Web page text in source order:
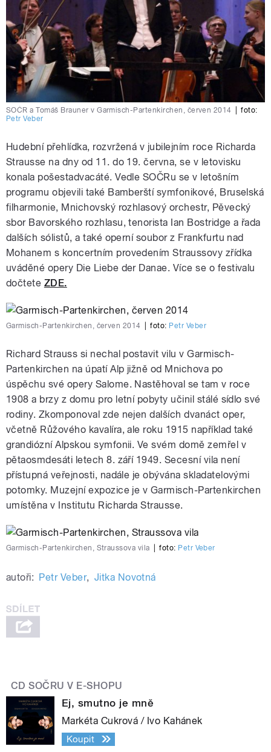
SOČR a Tomáš Brauner v Garmisch-Partenkirchen, červen 2014
foto:
Petr Veber
Hudební přehlídka, rozvržená v jubilejním roce Richarda
Strausse na dny od 11. do 19. června, se v letovisku
konala pošestadvacáté. Vedle SOČRu se v letošním
programu objevili také Bamberští symfonikové, Bruselská
filharmonie, Mnichovský rozhlasový orchestr, Pěvecký
sbor Bavorského rozhlasu, tenorista Ian Bostridge a řada
dalších sólistů, a také operní soubor z Frankfurtu nad
Mohanem s koncertním provedením Straussovy zřídka
uváděné opery Die Liebe der Danae. Více se o festivalu
dočtete ZDE.
Garmisch-Partenkirchen, červen 2014 foto: Petr Veber
Richard Strauss si nechal postavit vilu v Garmisch-
Partenkirchen na úpatí Alp jižně od Mnichova po
úspěchu své opery Salome. Nastěhoval se tam v roce
1908 a brzy z domu pro letní pobyty učinil stálé sídlo své
rodiny. Zkomponoval zde nejen dalších dvanáct oper,
včetně Růžového kavalíra, ale roku 1915 například také
grandiózní Alpskou symfonii. Ve svém domě zemřel v
pětaosmdesáti letech 8. září 1949. Secesní vila není
přístupná veřejnosti, nadále je obývána skladatelovými
potomky. Muzejní expozice je v Garmisch-Partenkirchen
umístěna v Institutu Richarda Strausse.
Garmisch-Partenkirchen, Straussova vila foto: Petr Veber
autoři: Petr Veber, Jitka Novotná
CD SOČRU V E-SHOPU
Ej, smutno je mně
Markéta Cukrová / Ivo Kahánek
Koupit